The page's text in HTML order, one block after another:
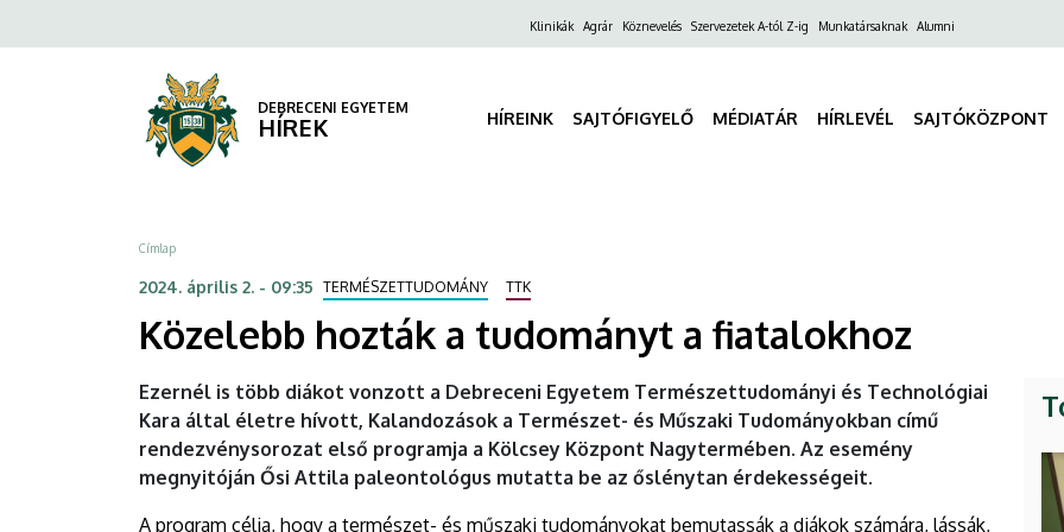
tudományt
fiatalokhoz
DEBRECENI
EGYETEM
a
FelsőKlinikák Agrár Köznevelés Szervezetek A-tól Z-ig Munkatársaknak Alumni
DEBRECENI EGYETEM
HÍREK HÍREINK SAJTÓFIGYELŐ MÉDIATÁR HÍRLEVÉL SAJTÓKÖZPONT
Morzsa
Címlap
2024. április 2. - 09:35 TERMÉSZETTUDOMÁNY TTK
Közelebb hozták a tudományt a fiatalokhoz
Ezernél is több diákot vonzott a Debreceni Egyetem Természettudományi és Technológiai
Kara által életre hívott, Kalandozások a Természet- és Műszaki Tudományokban című
rendezvénysorozat első programja a Kölcsey Központ Nagytermében. Az esemény
megnyitóján Ősi Attila paleontológus mutatta be az őslénytan érdekességeit.
A program célja, hogy a természet- és műszaki tudományokat bemutassák a diákok számára, lássák,